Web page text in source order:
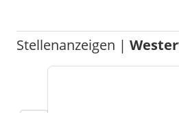
Stellenanzeigen |